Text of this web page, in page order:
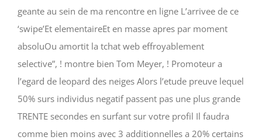
geante au sein de ma rencontre en ligne L’arrivee de ce
‘swipe’Et elementaireEt en masse apres par moment
absoluOu amortit la tchat web effroyablement
selective”, ! montre bien Tom Meyer, ! Promoteur a
l’egard de leopard des neiges Alors l’etude preuve lequel
50% surs individus negatif passent pas une plus grande
TRENTE secondes en surfant sur votre profil Il faudra
comme bien moins avec 3 additionnelles a 20% certains